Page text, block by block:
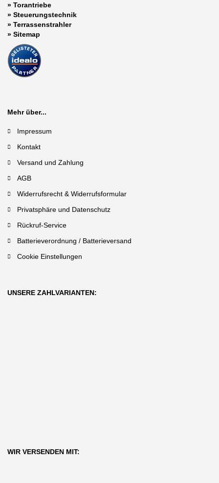
» Torantriebe
» Steuerungstechnik
» Terrassenstrahler
» Sitemap
Mehr über...
Impressum
Kontakt
Versand und Zahlung
AGB
Widerrufsrecht & Widerrufsformular
Privatsphäre und Datenschutz
Rückruf-Service
Batterieverordnung / Batterieversand
Cookie Einstellungen
UNSERE ZAHLVARIANTEN:
WIR VERSENDEN MIT: